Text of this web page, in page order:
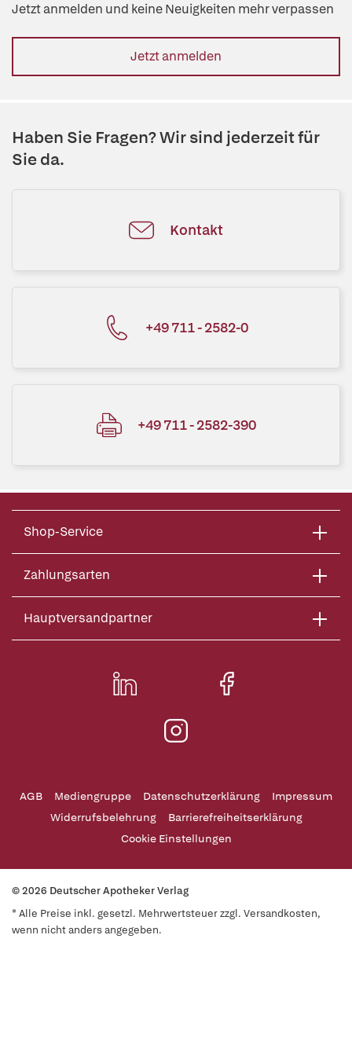
Jetzt anmelden und keine Neuigkeiten mehr verpassen
Jetzt anmelden
Haben Sie Fragen? Wir sind jederzeit für
Sie da.
Kontakt
+49 711 - 2582-0
+49 711 - 2582-390
Shop-Service
Zahlungsarten
Hauptversandpartner
AGB Mediengruppe Datenschutzerklärung
Impressum
Widerrufsbelehrung
Barrierefreiheitserklärung
Cookie Einstellungen
© 2026 Deutscher Apotheker Verlag
* Alle Preise inkl. gesetzl. Mehrwertsteuer zzgl. Versandkosten,
wenn nicht anders angegeben.